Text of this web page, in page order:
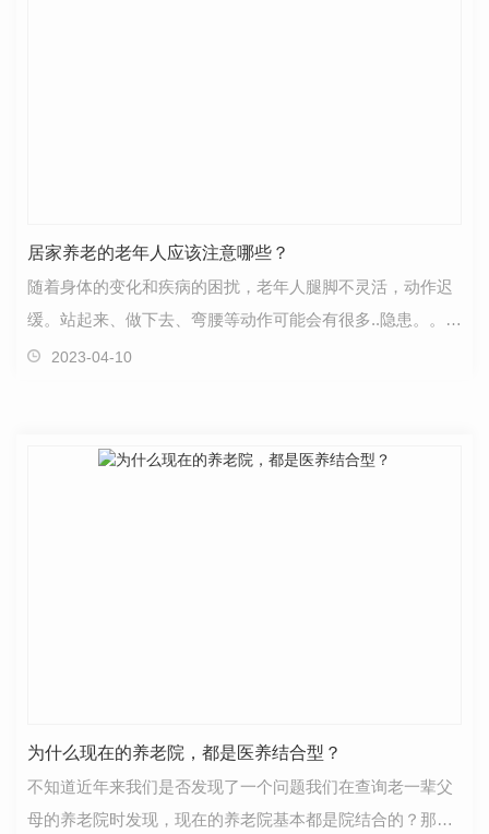
居家养老的老年人应该注意哪些？
随着身体的变化和疾病的困扰，老年人腿脚不灵活，动作迟
缓。站起来、做下去、弯腰等动作可能会有很多..隐患。。以
下为铜仁老年公寓重点介绍老年人居家..注意事项。…
2023-04-10
为什么现在的养老院，都是医养结合型？
不知道近年来我们是否发现了一个问题我们在查询老一辈父
母的养老院时发现，现在的养老院基本都是院结合的？那么